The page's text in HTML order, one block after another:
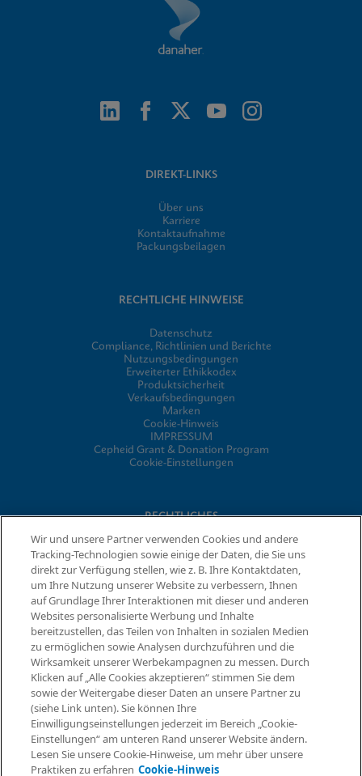
DIREKT-LINKS
Über uns
Karriere
Kontaktaufnahme
Packungsbeilagen
RECHTLICHE HINWEISE
Datenschutz
Compliance, Richtlinien und Berichte
Nutzungsbedingungen
Erweiterter Ethikkodex
Produktsicherheit
Verkaufsbedingungen
Marken
Cookie-Hinweis
IMPRESSUM
Cepheid Grant & Donation Program
Cookie-Einstellungen
RECHTLICHES
Datenschutzvereinbarung
Partner-Gemeinschaften
Allgemeine Geschäftsbedingungen für Informationssicherheit
© 2026 Cepheid. Cepheid®, das Cepheid-Logo, GeneXpert®,
Xpert® und I-CORE® sind Marken von Cepheid, die in den USA
und anderen Ländern eingetragen sind.
Wir und unsere Partner verwenden Cookies und andere
Tracking-Technologien sowie einige der Daten, die Sie uns
direkt zur Verfügung stellen, wie z. B. Ihre Kontaktdaten,
um Ihre Nutzung unserer Website zu verbessern, Ihnen
auf Grundlage Ihrer Interaktionen mit dieser und anderen
Websites personalisierte Werbung und Inhalte
bereitzustellen, das Teilen von Inhalten in sozialen Medien
zu ermöglichen sowie Analysen durchzuführen und die
Wirksamkeit unserer Werbekampagnen zu messen. Durch
Klicken auf „Alle Cookies akzeptieren“ stimmen Sie dem
sowie der Weitergabe dieser Daten an unsere Partner zu
(siehe Link unten). Sie können Ihre
Einwilligungseinstellungen jederzeit im Bereich „Cookie-
Einstellungen“ am unteren Rand unserer Website ändern.
Lesen Sie unsere Cookie-Hinweise, um mehr über unsere
Praktiken zu erfahren Cookie-Hinweis